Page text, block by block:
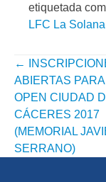
etiquetada
LFC La Solana
NAVEGACIÓN
POR
ENTRADA
←
ABIERTAS PARA
OPEN CIUDAD
CÁCERES 2017
(MEMORIAL
SERRANO)